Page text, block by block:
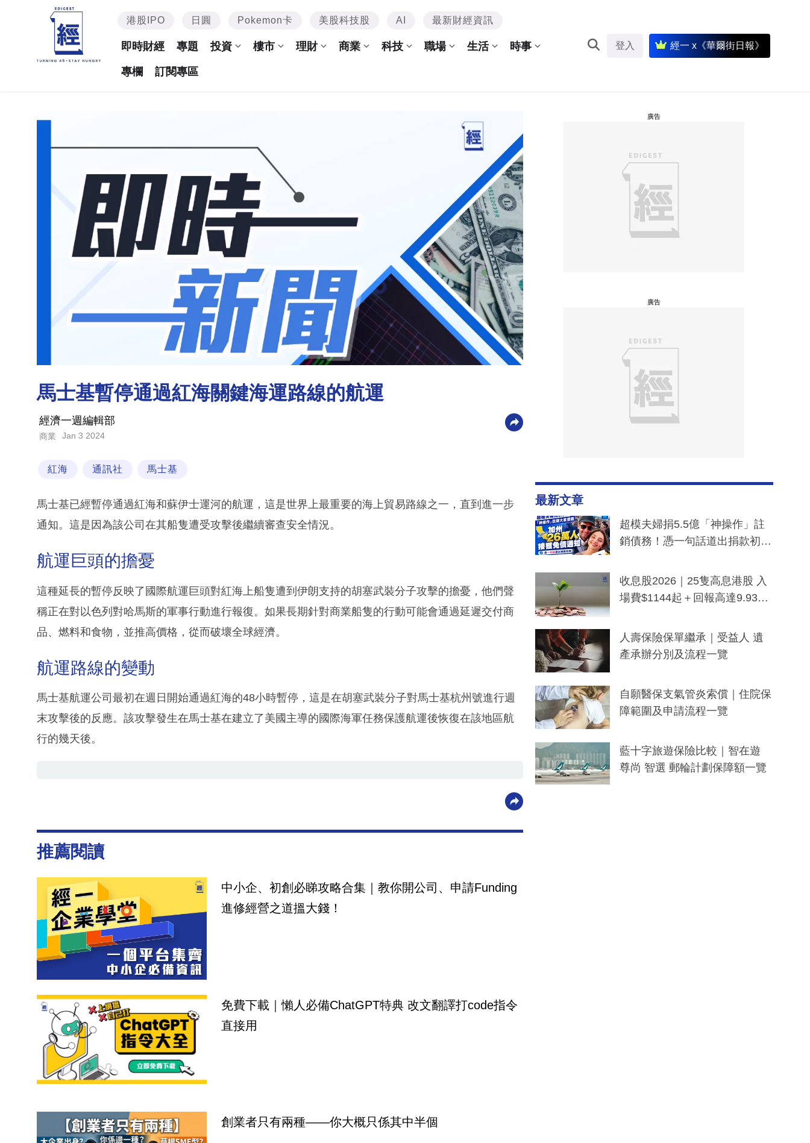
港股IPO 日圓 Pokemon卡 美股科技股 AI 最新財經資訊
即時財經 專題 投資 樓市 理財 商業 科技 職場 生活 時事
專欄 訂閱專區
登入 經一 x《華爾街日報》
馬士基暫停通過紅海關鍵海運路線的航運
經濟一週編輯部
商業 Jan 3 2024
紅海 通訊社 馬士基
馬士基已經暫停通過紅海和蘇伊士運河的航運，這是世界上最重要的海上貿易路線之一，直到進一步
通知。這是因為該公司在其船隻遭受攻擊後繼續審查安全情況。
航運巨頭的擔憂
這種延長的暫停反映了國際航運巨頭對紅海上船隻遭到伊朗支持的胡塞武裝分子攻擊的擔憂，他們聲
稱正在對以色列對哈馬斯的軍事行動進行報復。如果長期針對商業船隻的行動可能會通過延遲交付商
品、燃料和食物，並推高價格，從而破壞全球經濟。
航運路線的變動
馬士基航運公司最初在週日開始通過紅海的48小時暫停，這是在胡塞武裝分子對馬士基杭州號進行週
末攻擊後的反應。該攻擊發生在馬士基在建立了美國主導的國際海軍任務保護航運後恢復在該地區航
行的幾天後。
推薦閱讀
中小企、初創必睇攻略合集｜教你開公司、申請Funding
進修經營之道搵大錢！
免費下載｜懶人必備ChatGPT特典 改文翻譯打code指令
直接用
創業者只有兩種——你大概只係其中半個
廣告
廣告
最新文章
超模夫婦捐5.5億「神操作」註
銷債務！憑一句話道出捐款初
一度被誤當詐騙手段
收息股2026｜25隻高息港股 入
場費$1144起＋回報高達9.93
人壽保險保單繼承｜受益人 遺
產承辦分別及流程一覽
自願醫保支氣管炎索償｜住院保
障範圍及申請流程一覽
藍十字旅遊保險比較｜智在遊
尊尚 智選 郵輪計劃保障額一覽